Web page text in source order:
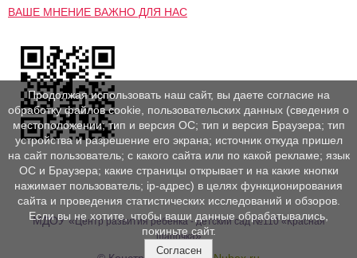
ВАШЕ МНЕНИЕ ВАЖНО ДЛЯ НАС
МДОУ «Центр развития ребенка - детский сад №110 «Красная
шапочка»
Продолжая использовать наш сайт, вы даете согласие на
обработку файлов cookie, пользовательских данных (сведения о
местоположении; тип и версия ОС; тип и версия Браузера; тип
устройства и разрешение его экрана; источник откуда пришел
на сайт пользователь; с какого сайта или по какой рекламе; язык
ОС и Браузера; какие страницы открывает и на какие кнопки
нажимает пользователь; ip-адрес) в целях функционирования
сайта и проведения статистических исследований и обзоров.
Если вы не хотите, чтобы ваши данные обрабатывались,
покиньте сайт.
Согласен